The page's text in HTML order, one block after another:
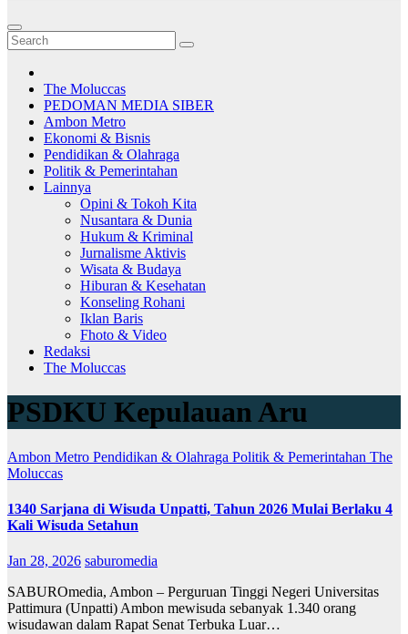
The Moluccas
PEDOMAN MEDIA SIBER
Ambon Metro
Ekonomi & Bisnis
Pendidikan & Olahraga
Politik & Pemerintahan
Lainnya
Opini & Tokoh Kita
Nusantara & Dunia
Hukum & Kriminal
Jurnalisme Aktivis
Wisata & Budaya
Hiburan & Kesehatan
Konseling Rohani
Iklan Baris
Fhoto & Video
Redaksi
The Moluccas
PSDKU Kepulauan Aru
Ambon Metro Pendidikan & Olahraga Politik & Pemerintahan The
Moluccas
1340 Sarjana di Wisuda Unpatti, Tahun 2026 Mulai Berlaku 4
Kali Wisuda Setahun
Jan 28, 2026 saburomedia
SABUROmedia, Ambon – Perguruan Tinggi Negeri Universitas
Pattimura (Unpatti) Ambon mewisuda sebanyak 1.340 orang
wisudawan dalam Rapat Senat Terbuka Luar…